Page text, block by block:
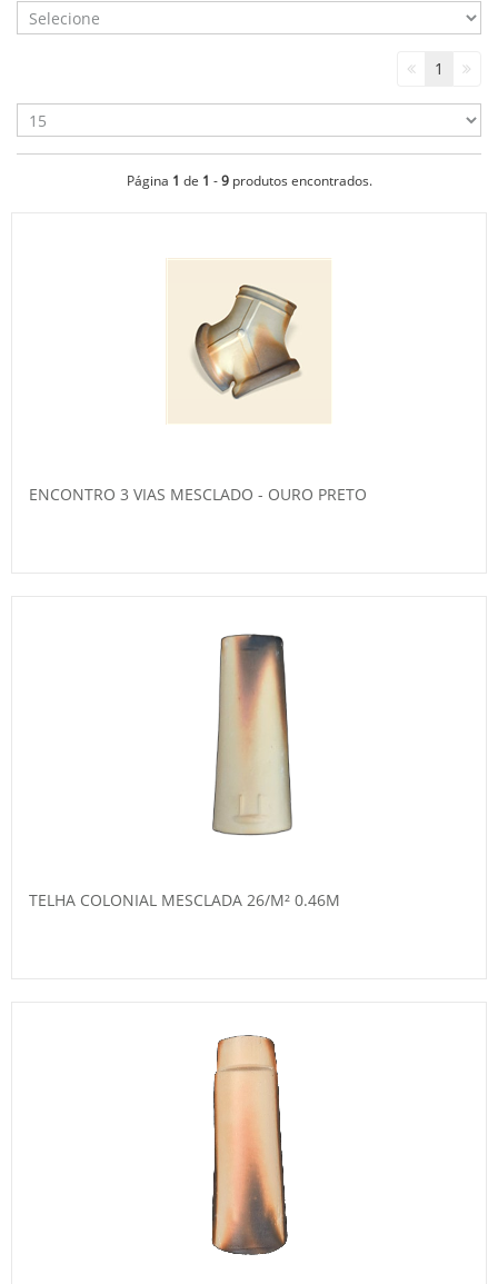
1
Página 1 de 1 -9produtos encontrados.
ENCONTRO 3 VIAS MESCLADO - OURO PRETO
TELHA COLONIAL MESCLADA 26/M² 0.46M